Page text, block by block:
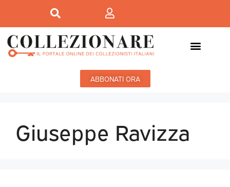
ABBONATI ORA
Giuseppe Ravizza